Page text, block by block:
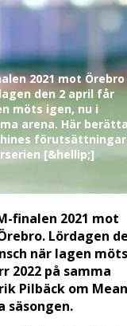
2021 mot Örebro
den 2 april får
möts igen, nu i
arena. Här
förutsättningar
[&hellip;]
finalen 2021 mot
Lördagen
när lagen
2022 på samma
Pilbäck om Mean
säsongen.